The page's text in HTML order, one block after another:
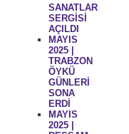
SANATLAR
SERGİSİ
AÇILDI
MAYIS
2025 |
TRABZON
ÖYKÜ
GÜNLERİ
SONA
ERDİ
MAYIS
2025 |